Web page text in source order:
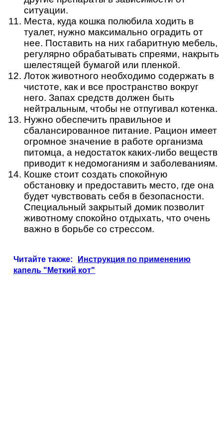
ситуации.
Места, куда кошка полюбила ходить в
туалет, нужно максимально оградить от
нее. Поставить на них габаритную мебель,
регулярно обрабатывать спреями, накрыть
шелестящей бумагой или пленкой.
Лоток животного необходимо содержать в
чистоте, как и все пространство вокруг
него. Запах средств должен быть
нейтральным, чтобы не отпугивал котенка.
Нужно обеспечить правильное и
сбалансированное питание. Рацион имеет
огромное значение в работе организма
питомца, а недостаток каких-либо веществ
приводит к недомоганиям и заболеваниям.
Кошке стоит создать спокойную
обстановку и предоставить место, где она
будет чувствовать себя в безопасности.
Специальный закрытый домик позволит
животному спокойно отдыхать, что очень
важно в борьбе со стрессом.
Читайте также:
Инструкция по применению
капель "Меткий кот"